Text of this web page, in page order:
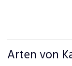
Arten von